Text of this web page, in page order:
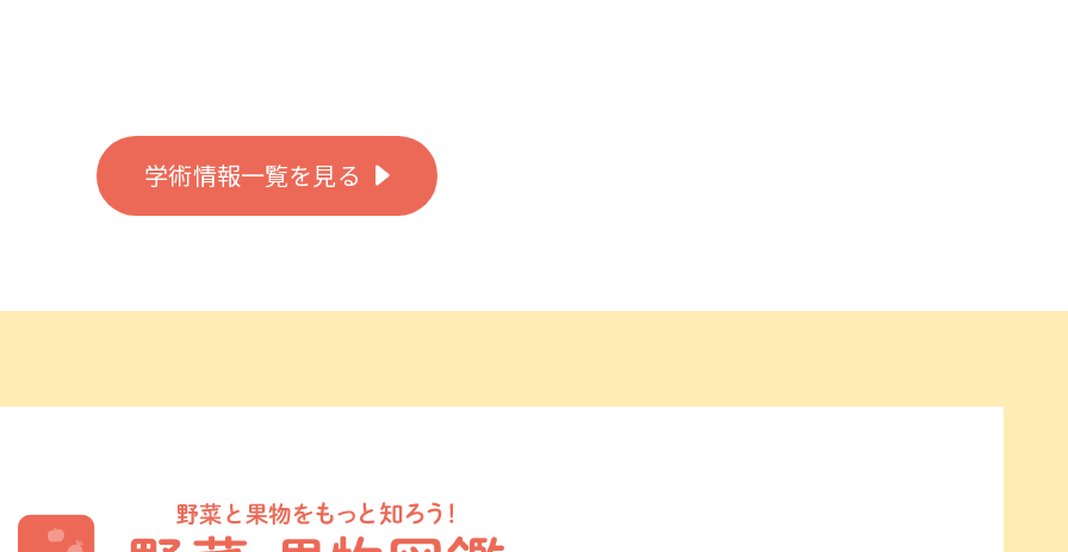
学術情報一覧を見る